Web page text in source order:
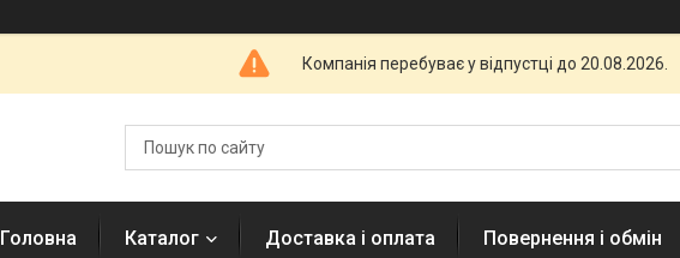
Компанія перебуває у відпустці до 20.08.2026.
Головна Каталог Доставка і оплата Повернення і обмін